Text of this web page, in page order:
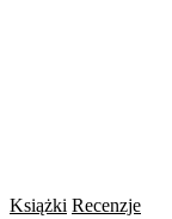
Książki Recenzje